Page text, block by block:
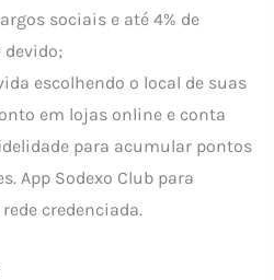
sociais e até 4% de
devido;
escolhendo o local de suas
em lojas online e conta
para acumular pontos
App Sodexo Club para
credenciada.